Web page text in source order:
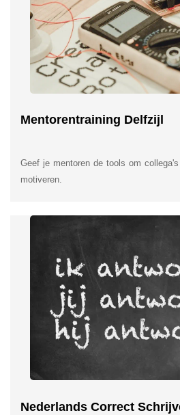
Mentorentraining Delfzijl
Geef je mentoren de tools om
motiveren.
Nederlands Correct